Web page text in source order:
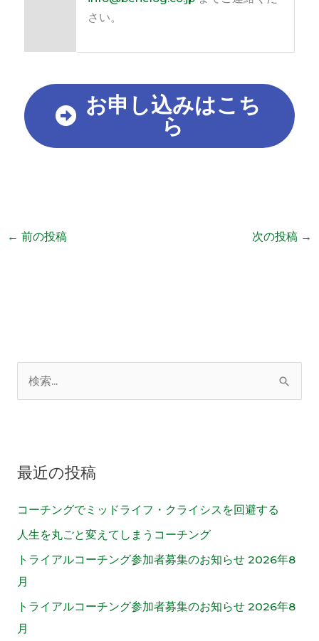
さい。
お申し込みはこち
ら
← 前の投稿 次の投稿 →
:最近の投稿
コーチングでミッドライフ・クライシスを回避する
人生を丸ごと変えてしまうコーチング
トライアルコーチング参加者募集のお知らせ 2026年8
月
トライアルコーチング参加者募集のお知らせ 2026年8
月